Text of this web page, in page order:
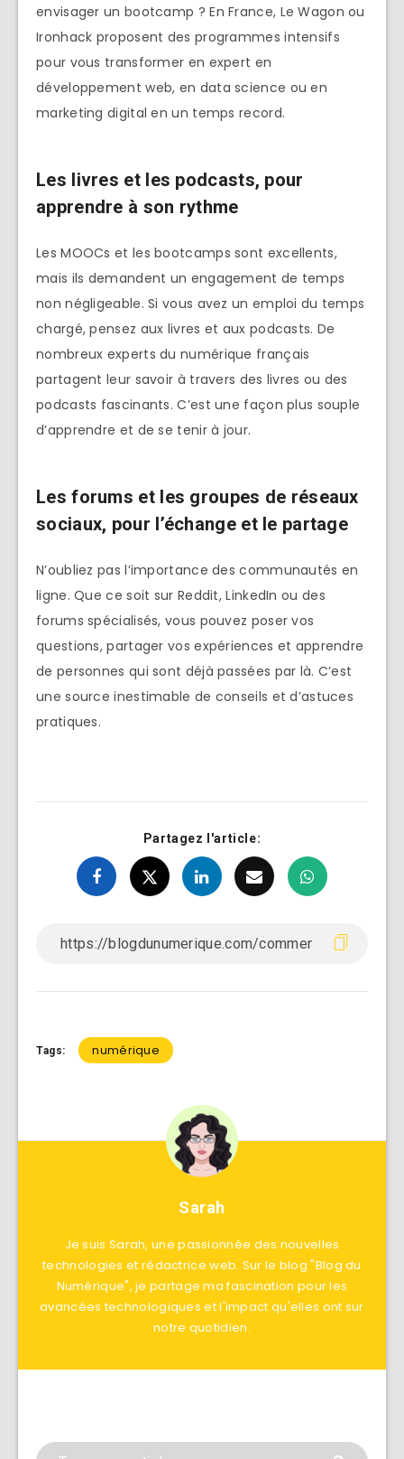
envisager un bootcamp ? En France, Le Wagon ou
Ironhack proposent des programmes intensifs
pour vous transformer en expert en
développement web, en data science ou en
marketing digital en un temps record.
Les livres et les podcasts, pour
apprendre à son rythme
Les MOOCs et les bootcamps sont excellents,
mais ils demandent un engagement de temps
non négligeable. Si vous avez un emploi du temps
chargé, pensez aux livres et aux podcasts. De
nombreux experts du numérique français
partagent leur savoir à travers des livres ou des
podcasts fascinants. C’est une façon plus souple
d’apprendre et de se tenir à jour.
Les forums et les groupes de réseaux
sociaux, pour l’échange et le partage
N’oubliez pas l’importance des communautés en
ligne. Que ce soit sur Reddit, LinkedIn ou des
forums spécialisés, vous pouvez poser vos
questions, partager vos expériences et apprendre
de personnes qui sont déjà passées par là. C’est
une source inestimable de conseils et d’astuces
pratiques.
Partagez l'article:
Tags: numérique
Sarah
Je suis Sarah, une passionnée des nouvelles
technologies et rédactrice web. Sur le blog "Blog du
Numérique", je partage ma fascination pour les
avancées technologiques et l'impact qu'elles ont sur
notre quotidien.